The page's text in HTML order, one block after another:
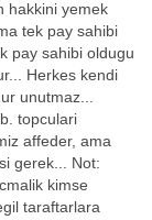
hakkini yemek
tek pay sahibi
pay sahibi oldugu
Herkes kendi
unutmaz...
topculari
affeder, ama
gerek... Not:
kimse
taraftarlara